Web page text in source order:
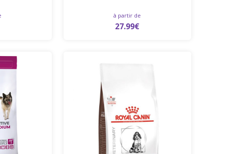
à partir de
27.99€